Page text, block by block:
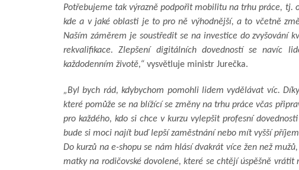
Potřebujeme tak výrazně podpořit mobilitu na trhu práce, tj.
kde a v jaké oblasti je to pro ně výhodnější, a to včetně
Naším záměrem je soustředit se na investice do zvyšování
rekvalifikace. Zlepšení digitálních dovedností se navíc
každodenním životě,“ vysvětluje ministr Jurečka.
„Byl bych rád, kdybychom pomohli lidem vydělávat víc.
které pomůže se na blížící se změny na trhu práce včas
pro každého, kdo si chce v kurzu vylepšit profesní
bude si moci najít buď lepší zaměstnání nebo mít vyšší
Do kurzů na e-shopu se nám hlásí dvakrát více žen než
matky na rodičovské dovolené, které se chtějí úspěšně vrátit